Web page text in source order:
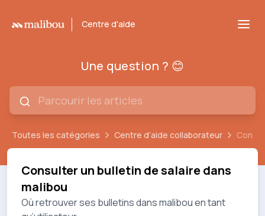
Centre d'aide
Une question ? 😊
Toutes les catégories Centre d’aide collaborateur
Consulter un bulletin de salaire dans
malibou
Où retrouver ses bulletins dans malibou en tant